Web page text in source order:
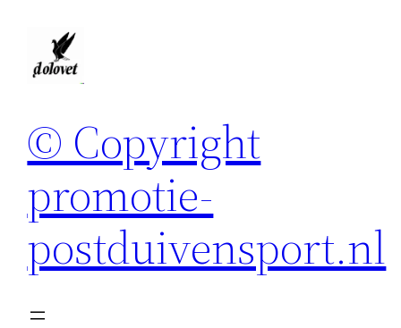
© Copyright
promotie-
postduivensport.nl